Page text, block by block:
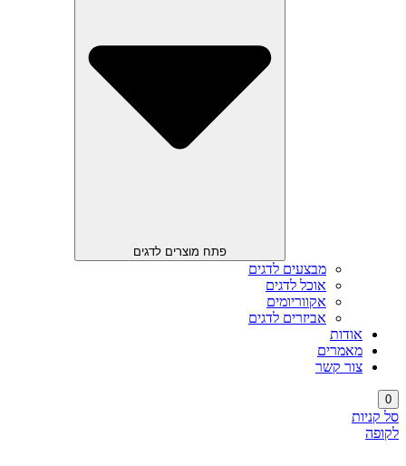
פתח מוצרים לדגים
מבצעים לדגים
אוכל לדגים
אקווריומים
אביזרים לדגים
אודות
מאמרים
צור קשר
0
סל קניות
לקופה